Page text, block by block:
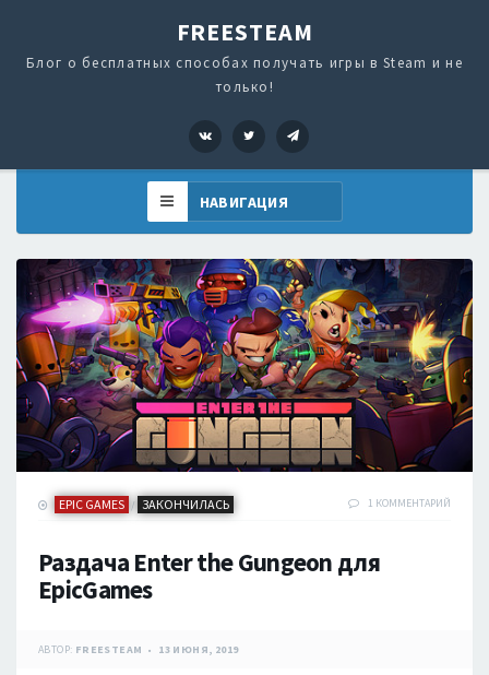
FREESTEAM
Блог о бесплатных способах получать игры в Steam и не
только!
VK Twitter
EPIC GAMES / ЗАКОНЧИЛАСЬ 1 КОММЕНТАРИЙ
Раздача Enter the Gungeon для
EpicGames
АВТОР: FREESTEAM 13 ИЮНЯ, 2019